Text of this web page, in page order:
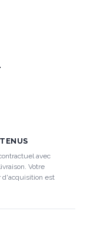
avec
Votre
d'acquisition est